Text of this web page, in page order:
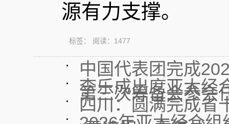
源有力支撑。
标签： 阅读： 1477
中国代表团完成
第三次筹备会参会
李乐成出席亚太经
四川：圆满完成省